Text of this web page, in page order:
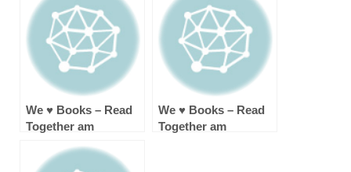
We ♥ Books – Read
Together am
We ♥ Books – Read
Together am